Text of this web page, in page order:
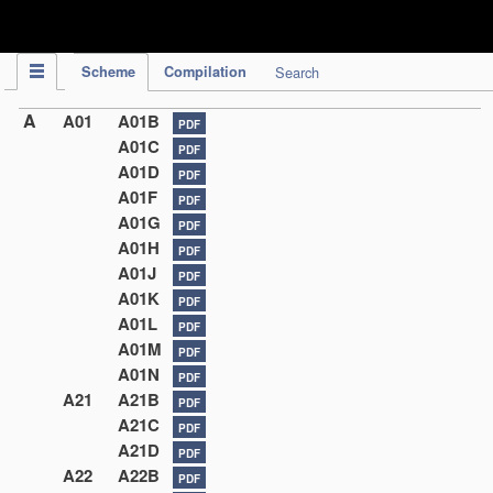
Scheme Compilation Search
A A01 A01B PDF
A01C PDF
A01D PDF
A01F PDF
A01G PDF
A01H PDF
A01J PDF
A01K PDF
A01L PDF
A01M PDF
A01N PDF
A21 A21B PDF
A21C PDF
A21D PDF
A22 A22B PDF